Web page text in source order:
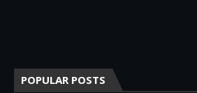
POPULAR POSTS